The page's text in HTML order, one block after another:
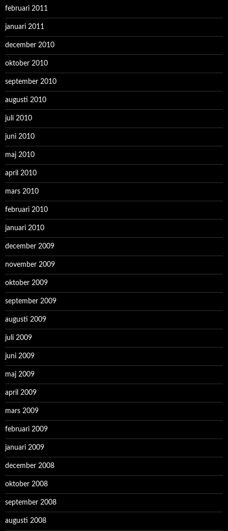
februari 2011
januari 2011
december 2010
oktober 2010
september 2010
augusti 2010
juli 2010
juni 2010
maj 2010
april 2010
mars 2010
februari 2010
januari 2010
december 2009
november 2009
oktober 2009
september 2009
augusti 2009
juli 2009
juni 2009
maj 2009
april 2009
mars 2009
februari 2009
januari 2009
december 2008
oktober 2008
september 2008
augusti 2008